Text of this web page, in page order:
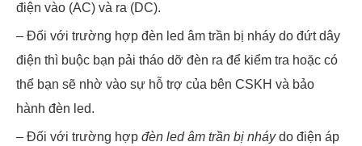
điện vào (AC) và ra (DC).
– Đối với trường hợp đèn led âm trần bị nháy do đứt dây
điện thì buộc bạn pải tháo dỡ đèn ra để kiểm tra hoặc có
thể bạn sẽ nhờ vào sự hỗ trợ của bên CSKH và bảo
hành đèn led.
– Đối với trường hợp đèn led âm trần bị nháydo điện áp